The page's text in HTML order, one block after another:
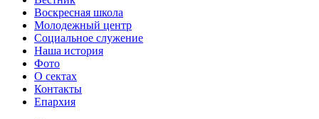
Воскресная школа
Молодежный центр
Социальное служение
Наша история
Фото
О сектах
Контакты
Епархия